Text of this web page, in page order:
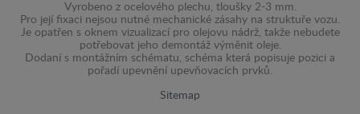
Vyrobeno z ocelového plechu, tloušky 2-3 mm.
Pro její fixaci nejsou nutné mechanické zásahy na struktuře vozu.
Je opatřen s oknem vizualizací pro olejovu nádrž, takže nebudete
potřebovat jeho demontáž výměnit oleje.
Dodaní s montážním schématu, schéma která popisuje pozici a
pořadí upevnění upevňovacích prvků.
Sitemap